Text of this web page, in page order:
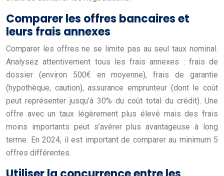
Comparer les offres bancaires et
leurs frais annexes
Comparer les offres ne se limite pas au seul taux nominal.
Analysez attentivement tous les frais annexes : frais de
dossier (environ 500€ en moyenne), frais de garantie
(hypothèque, caution), assurance emprunteur (dont le coût
peut représenter jusqu’à 30% du coût total du crédit). Une
offre avec un taux légèrement plus élevé mais des frais
moins importants peut s’avérer plus avantageuse à long
terme. En 2024, il est important de comparer au minimum 5
offres différentes.